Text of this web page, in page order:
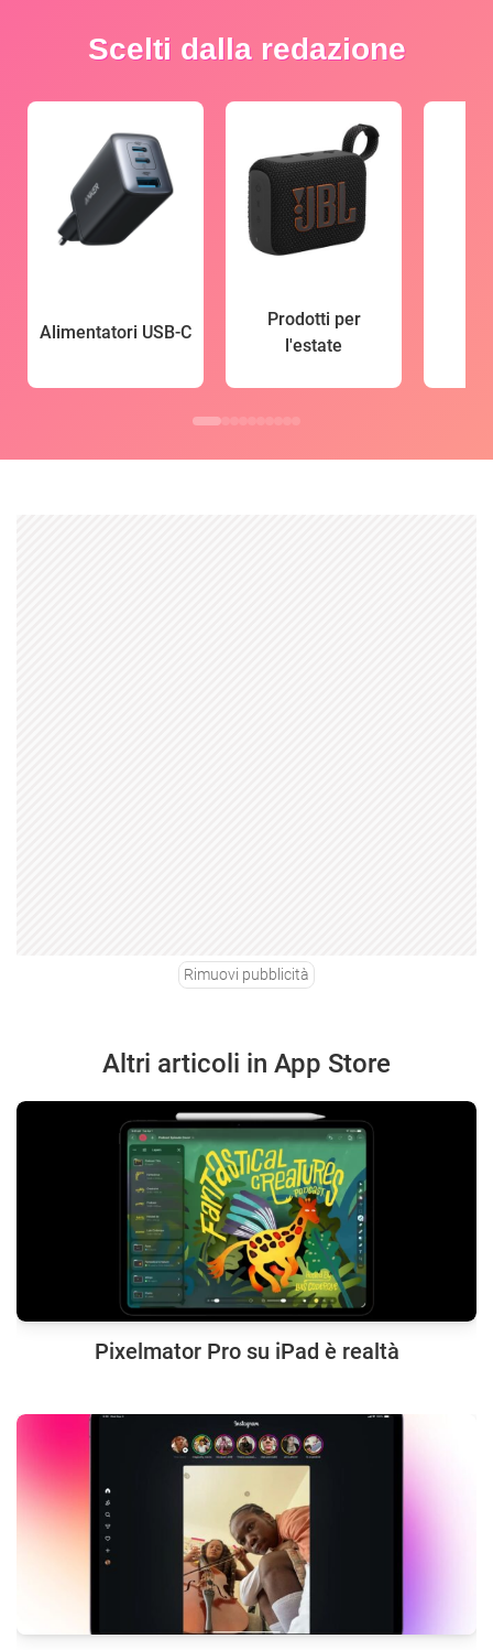
Scelti dalla redazione
Alimentatori USB-C
Prodotti per
l'estate
Rimuovi pubblicità
Altri articoli in App Store
Pixelmator Pro su iPad è realtà